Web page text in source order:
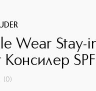
Wear Stay-
(0)